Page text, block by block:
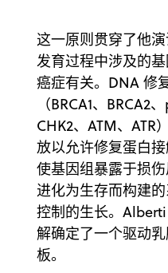
这一原则贯穿了他
发育过程中涉及的
癌症有关。DNA 修
（BRCA1、BRCA2
CHK2、ATM、ATR
放以允许修复蛋白
使基因组暴露于损
进化为生存而构建
控制的生长。
解确定了一个驱动
板。